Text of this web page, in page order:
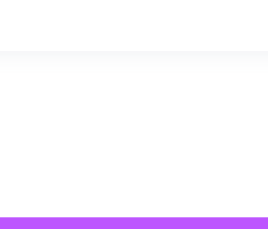
必要な是正を行うとともに、社会情勢
4. お問い合わせ先